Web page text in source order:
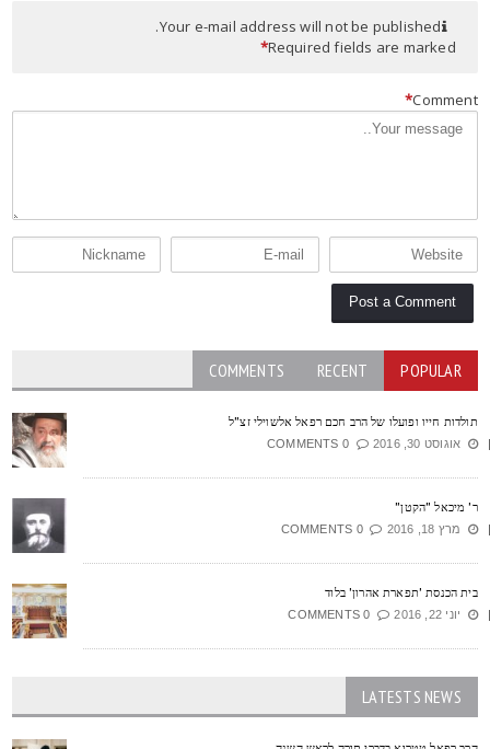
Your e-mail address will not be published.
Required fields are marked
*
*
POPULAR
RECENT
COMMENTS
חייו ופועלו של הרב חכם רפאל אלשוילי זצ"ל
אוגוסט 30, 2016 0 COMMENTS
מיכאל "הקטן"
מרץ 18, 2016 0 COMMENTS
הכנסת 'תפארת אהרון' בלוד
יוני 22, 2016 0 COMMENTS
LATESTS NEWS